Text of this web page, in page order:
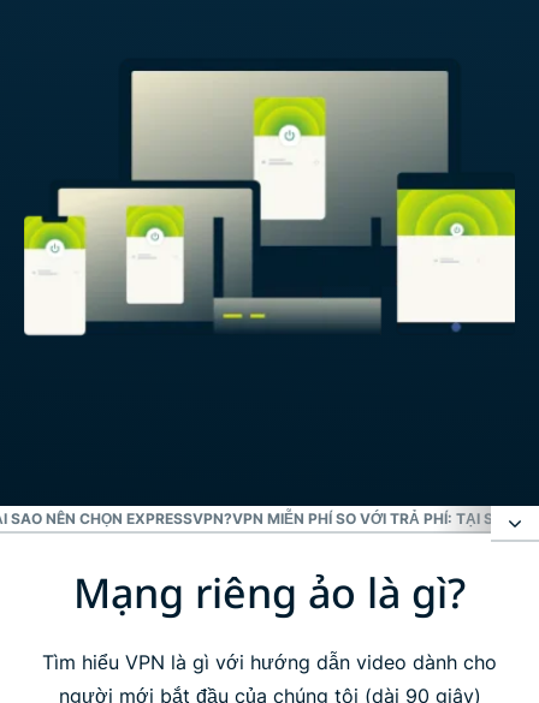
SAO NÊN CHỌN EXPRESSVPN?VPN MIỄN PHÍ SO VỚI TRẢ PHÍ: TẠI SAO
Mạng riêng ảo là gì?
VPN mang lại lợi ích gì cho bạn?
Mạng riêng ảo là gì?
Tìm hiểu VPN là gì với hướng dẫn video dành cho
người mới bắt đầu của chúng tôi (dài 90 giây)